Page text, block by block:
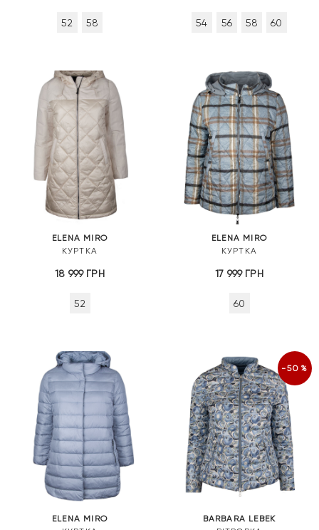
52 58 54 56 58 60
ELENA MIRO
КУРТКА
18 999 ГРН
52
ELENA MIRO
КУРТКА
17 999 ГРН
60
ELENA MIRO
-50%
BARBARA LEBEK